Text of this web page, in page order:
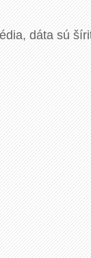
dáta sú